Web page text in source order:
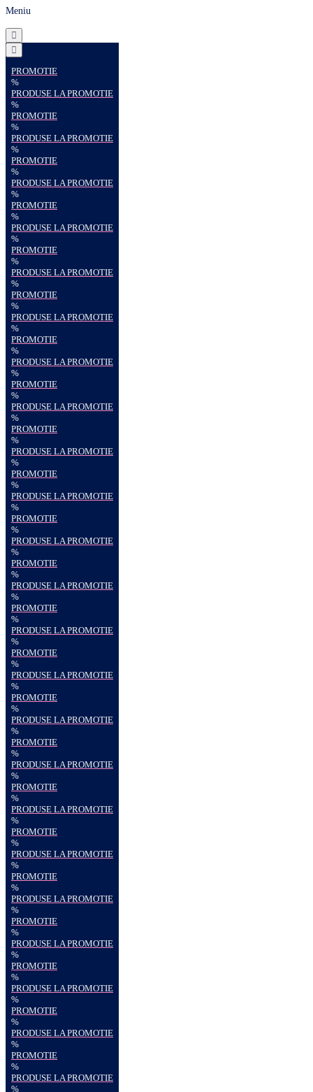
Meniu
PROMOTIE
%
PRODUSE LA PROMOTIE
%
PROMOTIE
%
PRODUSE LA PROMOTIE
%
PROMOTIE
%
PRODUSE LA PROMOTIE
%
PROMOTIE
%
PRODUSE LA PROMOTIE
%
PROMOTIE
%
PRODUSE LA PROMOTIE
%
PROMOTIE
%
PRODUSE LA PROMOTIE
%
PROMOTIE
%
PRODUSE LA PROMOTIE
%
PROMOTIE
%
PRODUSE LA PROMOTIE
%
PROMOTIE
%
PRODUSE LA PROMOTIE
%
PROMOTIE
%
PRODUSE LA PROMOTIE
%
PROMOTIE
%
PRODUSE LA PROMOTIE
%
PROMOTIE
%
PRODUSE LA PROMOTIE
%
PROMOTIE
%
PRODUSE LA PROMOTIE
%
PROMOTIE
%
PRODUSE LA PROMOTIE
%
PROMOTIE
%
PRODUSE LA PROMOTIE
%
PROMOTIE
%
PRODUSE LA PROMOTIE
%
PROMOTIE
%
PRODUSE LA PROMOTIE
%
PROMOTIE
%
PRODUSE LA PROMOTIE
%
PROMOTIE
%
PRODUSE LA PROMOTIE
%
PROMOTIE
%
PRODUSE LA PROMOTIE
%
PROMOTIE
%
PRODUSE LA PROMOTIE
%
PROMOTIE
%
PRODUSE LA PROMOTIE
%
PROMOTIE
%
PRODUSE LA PROMOTIE
%